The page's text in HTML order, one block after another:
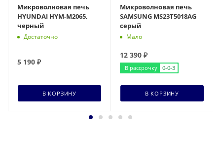
Микроволновая печь
HYUNDAI HYM-M2065,
черный
Достаточно
5 190 ₽
В КОРЗИНУ
Микроволновая печь
SAMSUNG MS23T5018AG
серый
Мало
12 390 ₽
В рассрочку 0-0-3
В КОРЗИНУ